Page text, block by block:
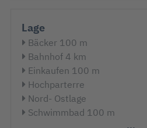
Lage
Bäcker 100 m
Bahnhof 4 km
Einkaufen 100 m
Hochparterre
Nord- Ostlage
Schwimmbad 100 m